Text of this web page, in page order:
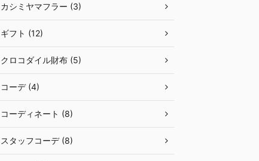
カシミヤマフラー (3)
ギフト (12)
クロコダイル財布 (5)
コーデ (4)
コーディネート (8)
スタッフコーデ (8)